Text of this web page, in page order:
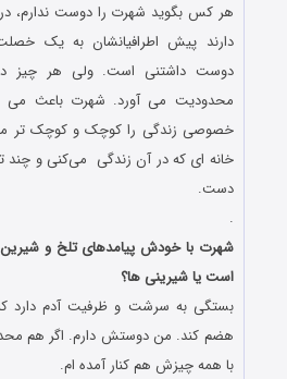
هر کس بگوید شهرت را دوست ندارم،
دارند پیش اطرافیانشان به یک
دوست داشتنی است. ولی هر چیز
محدودیت می آورد. شهرت باعث می
خصوصی زندگی را کوچک و کوچک تر می
خانه ای که در آن زندگی می‌کنی و چند
دست.
.
شهرت با خودش پیامدهای تلخ و
است یا شیرینی ها؟
بستگی به سرشت و ظرفیت آدم دارد
هضم کند. من دوستش دارم. اگر هم
با همه چیزش هم کنار آمده ام.